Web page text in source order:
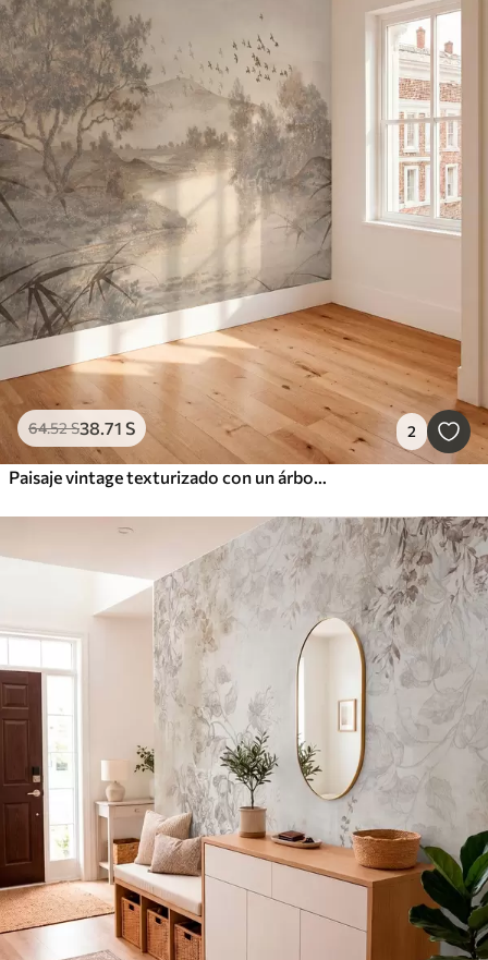
64.52S38.71 S 2
Paisaje vintage texturizado con un árbol cerca de un río y un cielo nublado, arte de la naturaleza en tonos sepia